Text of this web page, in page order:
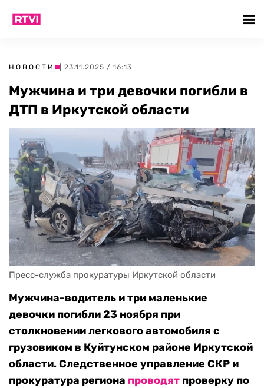
НОВОСТИ | 23.11.2025 / 16:13
Мужчина и три девочки погибли в
ДТП в Иркутской области
Пресс-служба прокуратуры Иркутской области
Мужчина-водитель и три маленькие
девочки погибли 23 ноября при
столкновении легкового автомобиля с
грузовиком в Куйтунском районе Иркутской
области. Следственное управление СКР и
прокуратура региона проводят проверку по